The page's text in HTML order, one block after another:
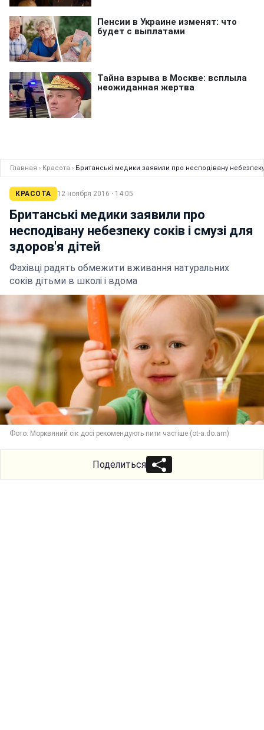
Главная › Красота › Британські медики заявили про несподівану
КРАСОТА 12 ноября 2016 · 14:05
Британські медики заявили про
несподівану небезпеку соків і смузі для
здоров'я дітей
Фахівці радять обмежити вживання натуральних
соків дітьми в школі і вдома
Фото: Морквяний сік досі рекомендують пити частіше (ot-a.do.am)
Поделиться